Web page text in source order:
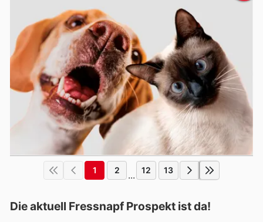
1 2 ... 12 13
Die aktuell Fressnapf Prospekt ist da!